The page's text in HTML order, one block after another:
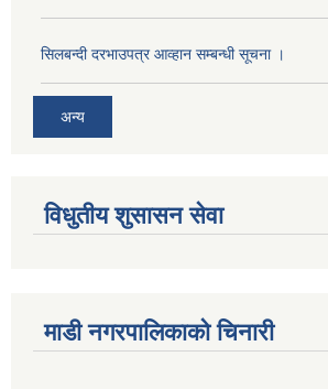
सिलबन्दी दरभाउपत्र आव्हान सम्बन्धी सूचना ।
अन्य
विधुतीय शुसासन सेवा
माडी नगरपालिकाको चिनारी